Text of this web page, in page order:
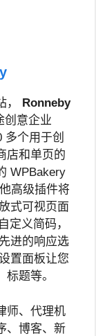
，
Ronneby
创意企业
多个用于创
店和单页的
WPBakery
高级插件将
式可视页面
定义简码，
进的响应选
置面板让您
题等。
师、代理机
、博客、新